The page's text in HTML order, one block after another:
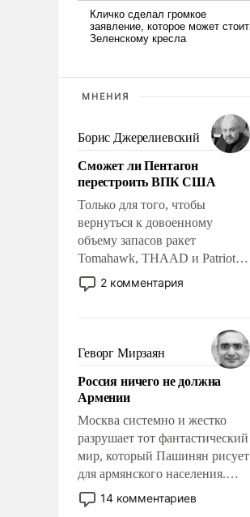
МНЕНИЯ
Борис Джерелиевский
Сможет ли Пентагон
перестроить ВПК США
Только для того, чтобы
вернуться к довоенному
объему запасов ракет
Tomahawk, THAAD и Patriot
США потребуется более трех
лет. Даже небольшая война с
Сложившаяся ситуация
означает многолетний период
уязвимости США, например,
перед Китаем.
2 комментария
Геворг Мирзаян
Россия ничего не должна
Армении
Москва системно и жестко
разрушает тот фантастический
мир, который Пашинян рисует
для армянского населения.
Мир, где этому населению все
должны просто по
14 комментариев